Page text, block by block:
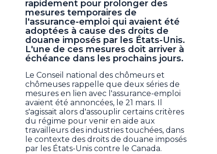
rapidement pour prolonger des
mesures temporaires de
l'assurance-emploi qui avaient été
adoptées à cause des droits de
douane imposés par les États-Unis.
L'une de ces mesures doit arriver à
échéance dans les prochains jours.
Le Conseil national des chômeurs et
chômeuses rappelle que deux séries de
mesures en lien avec l'assurance-emploi
avaient été annoncées, le 21 mars. Il
s'agissait alors d'assouplir certains critères
du régime pour venir en aide aux
travailleurs des industries touchées, dans
le contexte des droits de douane imposés
par les États-Unis contre le Canada.